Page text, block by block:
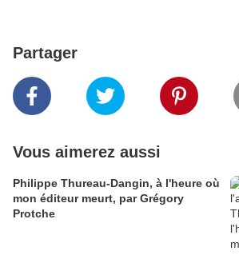
Partager
Vous aimerez aussi
Philippe Thureau-Dangin, à l'heure où
mon éditeur meurt, par Grégory
Protche